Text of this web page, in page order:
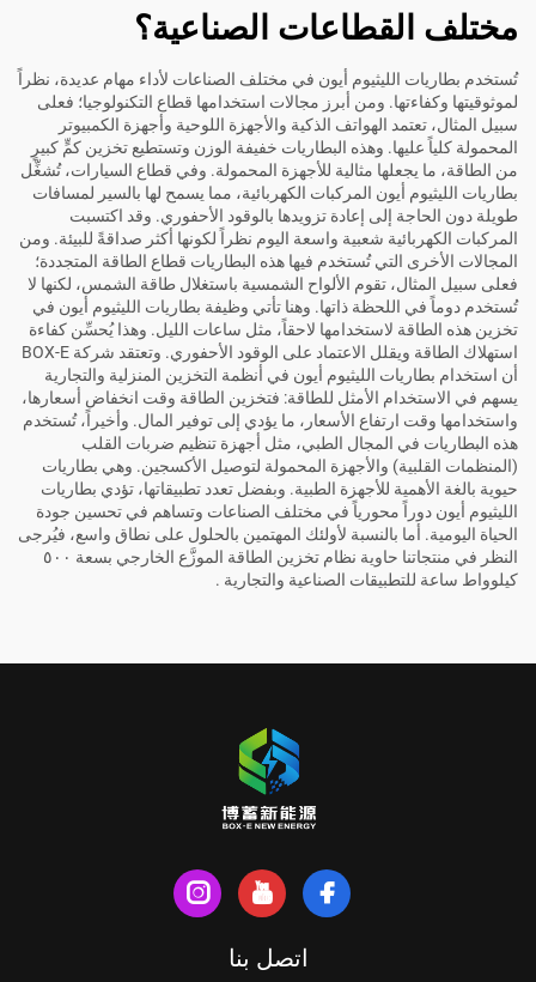
مختلف القطاعات الصناعية؟
تُستخدم بطاريات الليثيوم أيون في مختلف الصناعات لأداء مهام عديدة، نظراً
لموثوقيتها وكفاءتها. ومن أبرز مجالات استخدامها قطاع التكنولوجيا؛ فعلى
سبيل المثال، تعتمد الهواتف الذكية والأجهزة اللوحية وأجهزة الكمبيوتر
المحمولة كلياً عليها. وهذه البطاريات خفيفة الوزن وتستطيع تخزين كمٍّ كبيرٍ
من الطاقة، ما يجعلها مثالية للأجهزة المحمولة. وفي قطاع السيارات، تُشغِّل
بطاريات الليثيوم أيون المركبات الكهربائية، مما يسمح لها بالسير لمسافات
طويلة دون الحاجة إلى إعادة تزويدها بالوقود الأحفوري. وقد اكتسبت
المركبات الكهربائية شعبية واسعة اليوم نظراً لكونها أكثر صداقةً للبيئة. ومن
المجالات الأخرى التي تُستخدم فيها هذه البطاريات قطاع الطاقة المتجددة؛
فعلى سبيل المثال، تقوم الألواح الشمسية باستغلال طاقة الشمس، لكنها لا
تُستخدم دوماً في اللحظة ذاتها. وهنا تأتي وظيفة بطاريات الليثيوم أيون في
تخزين هذه الطاقة لاستخدامها لاحقاً، مثل ساعات الليل. وهذا يُحسِّن كفاءة
استهلاك الطاقة ويقلل الاعتماد على الوقود الأحفوري. وتعتقد شركة BOX-E
أن استخدام بطاريات الليثيوم أيون في أنظمة التخزين المنزلية والتجارية
يسهم في الاستخدام الأمثل للطاقة: فتخزين الطاقة وقت انخفاض أسعارها،
واستخدامها وقت ارتفاع الأسعار، ما يؤدي إلى توفير المال. وأخيراً، تُستخدم
هذه البطاريات في المجال الطبي، مثل أجهزة تنظيم ضربات القلب
(المنظمات القلبية) والأجهزة المحمولة لتوصيل الأكسجين. وهي بطاريات
حيوية بالغة الأهمية للأجهزة الطبية. وبفضل تعدد تطبيقاتها، تؤدي بطاريات
الليثيوم أيون دوراً محورياً في مختلف الصناعات وتساهم في تحسين جودة
الحياة اليومية. أما بالنسبة لأولئك المهتمين بالحلول على نطاق واسع، فيُرجى
النظر في منتجاتنا
حاوية نظام تخزين الطاقة الموزَّع الخارجي بسعة ٥٠٠
كيلوواط ساعة للتطبيقات الصناعية والتجارية .
اتصل بنا